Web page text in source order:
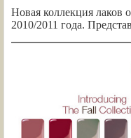
Новая коллекция лаков
2010/2011 года.